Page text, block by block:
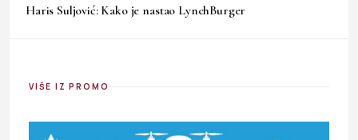
Haris Suljović: Kako je nastao LynchBurger
VIŠE IZ PROMO